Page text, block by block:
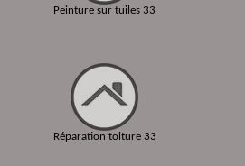
Peinture sur tuiles 33
Réparation toiture 33